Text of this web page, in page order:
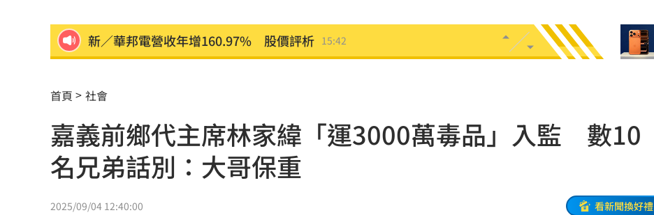
楠梓科學園區爆意外！電子廠鷹架剝離墜樓 15:41
吃堅果害上火、嘴破？醫曝：搭1物抗發炎 15:40
昔傳跟李易婚變 六月遭女兒爆喝醉就吵架
統一13場完封敗何解？外籍打教揭心魔難題
首頁 社會
嘉義前鄉代主席林家緯「運3000萬毒品」入監 數10
名兄弟話別：大哥保重
2025/09/04 12:40:00 看新聞換好禮